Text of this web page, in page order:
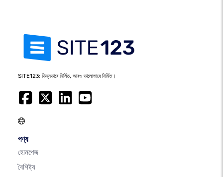
SITE123: ভিন্নভাবে নির্মিত, আরও ভালোভাবে নির্মিত।
পণ্য
হোমপেজ
বৈশিষ্ট্য